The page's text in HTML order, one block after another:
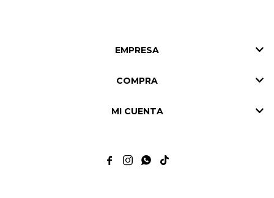
EMPRESA
COMPRA
MI CUENTA
   